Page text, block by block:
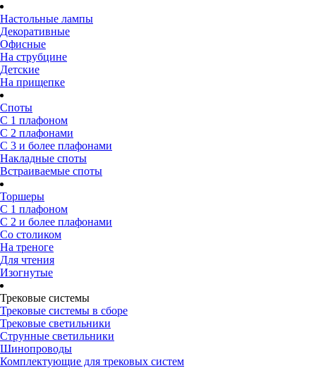
Настольные лампы
Декоративные
Офисные
На струбцине
Детские
На прищепке
Споты
С 1 плафоном
С 2 плафонами
С 3 и более плафонами
Накладные споты
Встраиваемые споты
Торшеры
С 1 плафоном
С 2 и более плафонами
Со столиком
На треноге
Для чтения
Изогнутые
Трековые системы
Трековые системы в сборе
Трековые светильники
Струнные светильники
Шинопроводы
Комплектующие для трековых систем